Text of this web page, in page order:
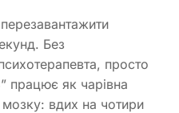
Без
просто
працює як чарівна
вдих на чотири